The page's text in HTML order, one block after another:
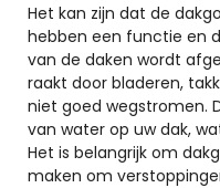
Het kan zijn dat de
hebben een functie en
van de daken wordt
raakt door bladeren,
niet goed wegstromen.
van water op uw dak,
Het is belangrijk om
maken om